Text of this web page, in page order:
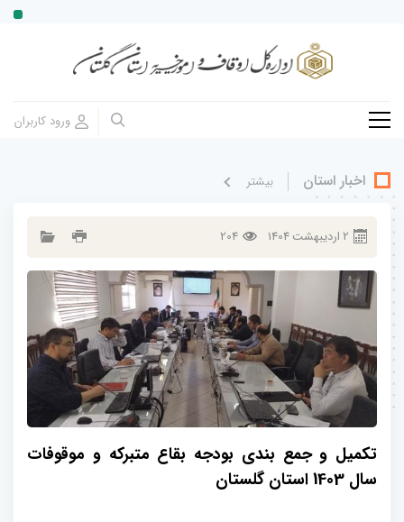
اخبار استان بيشتر
2 ارديبهشت1404
204
تکمیل و جمع بندی بودجه بقاع متبرکه و موقوفات
سال 1403 استان گلستان